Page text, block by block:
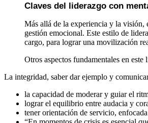
Claves del liderazgo con
Más allá de la experiencia y la visión,
gestión emocional. Este estilo de
cargo, para lograr una movilización
Otros aspectos fundamentales en este
La integridad, saber dar ejemplo y
la capacidad de moderar y guiar el
lograr el equilibrio entre audacia y
tener orientación de servicio,